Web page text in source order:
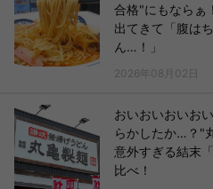
合格"にもならぁ
出てきて「腹は
ん…！」
2026年08月02日
おいおいおいお
らかしたか…？"
意外すぎる結末
比べ！